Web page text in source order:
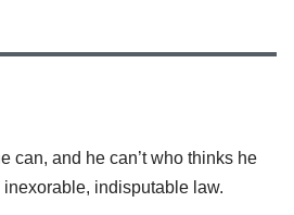
can, and he can’t who thinks he
inexorable, indisputable law.